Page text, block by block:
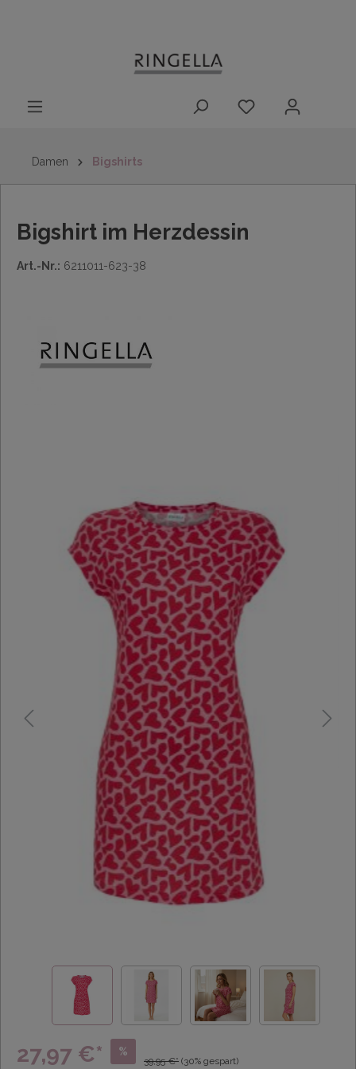
Damen Bigshirts
Bigshirt im Herzdessin
Art.-Nr.: 6211011-623-38
27,97 €* %
39,95 €* (30% gespart)